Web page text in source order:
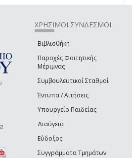
sends e-mail)
ΧΡΗΣΙΜΟΙ ΣΥΝΔΕΣΜΟΙ
Βιβλιοθήκη
Παροχές Φοιτητικής
Μέριμνας
Συμβουλευτικοί Σταθμοί
Έντυπα / Αιτήσεις
Υπουργείο Παιδείας
Διαύγεια
Εύδοξος
Συγγράμματα Τμημάτων